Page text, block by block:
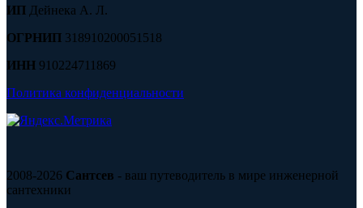
ИП Дейнека А. Л.
ОГРНИП 318910200051518
ИНН 910224711869
Политика конфиденциальности
2008-2026 Сантсев - ваш путеводитель в мире инженерной
сантехники